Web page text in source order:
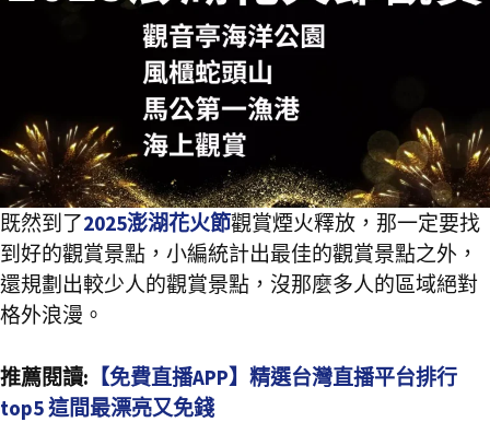
既然到了2025澎湖花火節觀賞煙火釋放，那一定要找
到好的觀賞景點，小編統計出最佳的觀賞景點之外，
還規劃出較少人的觀賞景點，沒那麼多人的區域絕對
格外浪漫。
推薦閱讀: 【免費直播APP】精選台灣直播平台排行
top5 這間最漂亮又免錢